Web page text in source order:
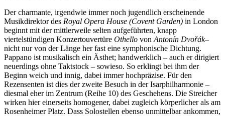
Der charmante, irgendwie immer noch jugendlich erscheinende
Musikdirektor des Royal Opera House (Covent Garden) in London
beginnt mit der mittlerweile selten aufgeführten, knapp
viertelstündigen Konzertouvertüre Othello von Antonín Dvořák–
nicht nur von der Länge her fast eine symphonische Dichtung.
Pappano ist musikalisch ein Ästhet; handwerklich – auch er dirigiert
neuerdings ohne Taktstock – sowieso. So erklingt bei ihm der
Beginn weich und innig, dabei immer hochpräzise. Für den
Rezensenten ist dies der zweite Besuch in der Isarphilharmonie –
diesmal eher im Zentrum (Reihe 10) des Geschehens. Die Streicher
wirken hier einerseits homogener, dabei zugleich körperlicher als am
Rosenheimer Platz. Dass Solostellen ebenso unmittelbar ankommen,